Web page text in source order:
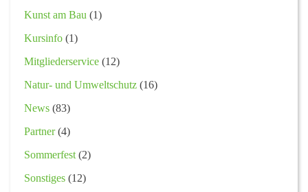
Kunst am Bau (1)
Kursinfo (1)
Mitgliederservice (12)
Natur- und Umweltschutz (16)
News (83)
Partner(4)
Sommerfest (2)
Sonstiges (12)